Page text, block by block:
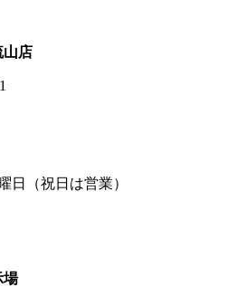
山店
（祝日は営業）
場